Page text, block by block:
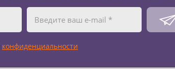
конфиденциальности